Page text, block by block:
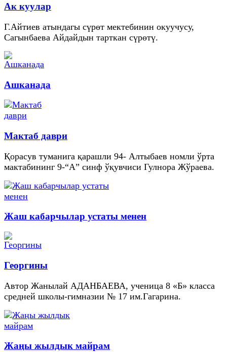
Ак куулар
Г.Айтиев атындагы сүрөт мектебинин окуучусу,
Сагынбаева Айдайдын тарткан сүрөтү.
Ашканада
Мактаб даври
Қорасув туманига қарашли 94- Алтыбаев номли ўрта
мактабининг 9-“А” синф ўқувчиси Гулнора Жўраева.
Жаш кабарчылар устаты менен
Георгины
Автор Жанылай АДАНБАЕВА, ученица 8 «Б» класса
средней школы-гимназии № 17 им.Гагарина.
Жаңы жылдык майрам